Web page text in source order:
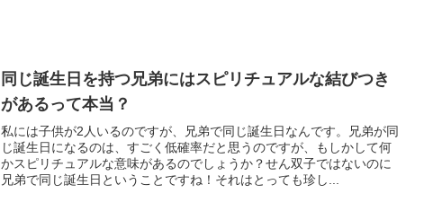
同じ誕生日を持つ兄弟にはスピリチュアルな結びつき
があるって本当？
私には子供が2人いるのですが、兄弟で同じ誕生日なんです。兄弟が同
じ誕生日になるのは、すごく低確率だと思うのですが、もしかして何
かスピリチュアルな意味があるのでしょうか？せん双子ではないのに
兄弟で同じ誕生日ということですね！それはとっても珍し...